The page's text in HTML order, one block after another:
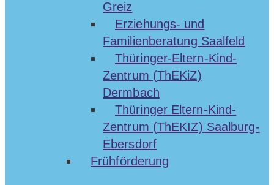
Greiz
Erziehungs- und
Familienberatung Saalfeld
Thüringer-Eltern-Kind-
Zentrum (ThEKiZ)
Dermbach
Thüringer Eltern-Kind-
Zentrum (ThEKIZ) Saalburg-
Ebersdorf
Frühförderung